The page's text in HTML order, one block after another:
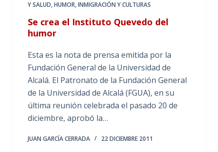
Y SALUD,HUMOR, INMIGRACIÓN Y CULTURAS
Se crea el Instituto Quevedo del
humor
Esta es la nota de prensa emitida por la
Fundación General de la Universidad de
Alcalá. El Patronato de la Fundación General
de la Universidad de Alcalá (FGUA), en su
última reunión celebrada el pasado 20 de
diciembre, aprobó la…
JUAN GARCÍA CERRADA 22 DICIEMBRE 2011